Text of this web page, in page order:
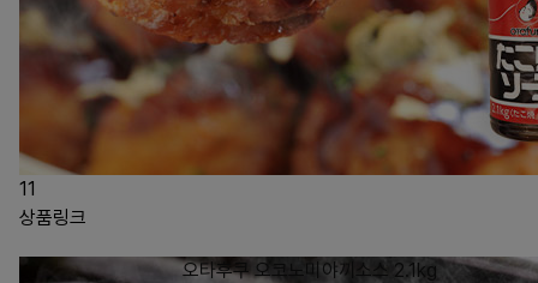
11
상품링크
오타후쿠 오코노미야끼소스 2.1kg